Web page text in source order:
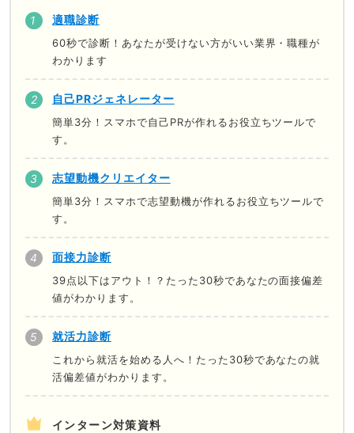
適職診断
60秒で診断！あなたが受けない方がいい業界・職種が
わかります
自己PRジェネレーター
簡単3分！スマホで自己PRが作れるお役立ちツールで
す。
志望動機クリエイター
簡単3分！スマホで志望動機が作れるお役立ちツールで
す。
面接力診断
39点以下はアウト！？たった30秒であなたの面接偏差
値がわかります。
就活力診断
これから就活を始める人へ！たった30秒であなたの就
活偏差値がわかります。
インターン対策資料